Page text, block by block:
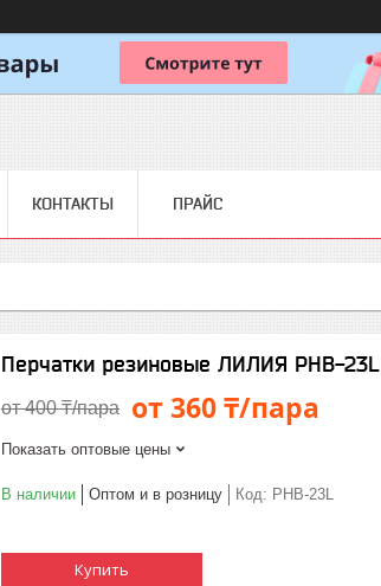
КОНТАКТЫ ПРАЙС
Перчатки резиновые ЛИЛИЯ PHB-23L
от 400 ₸/пара от 360 ₸/пара
Показать оптовые цены
В наличии Оптом и в розницу Код: PHB-23L
Купить